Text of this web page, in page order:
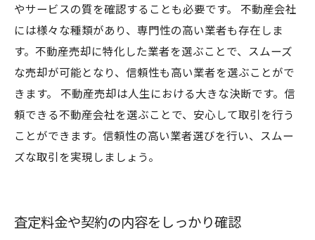
やサービスの質を確認することも必要です。 不動産会社
には様々な種類があり、専門性の高い業者も存在しま
す。不動産売却に特化した業者を選ぶことで、スムーズ
な売却が可能となり、信頼性も高い業者を選ぶことがで
きます。 不動産売却は人生における大きな決断です。信
頼できる不動産会社を選ぶことで、安心して取引を行う
ことができます。信頼性の高い業者選びを行い、スムー
ズな取引を実現しましょう。
査定料金や契約の内容をしっかり確認